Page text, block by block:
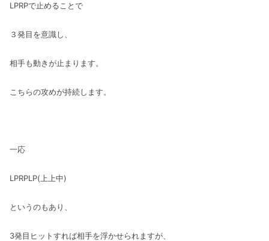
LPRPで止めることで
３発目を意識し、
相手も動きが止まります。
こちらの攻めが持続します。
一応
LPRPLP(上上中)
というのもあり、
3発目ヒットすれば相手を浮かせられますが、